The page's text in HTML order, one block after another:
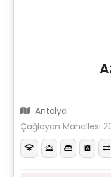
Antalya
Çağlayan Mahallesi